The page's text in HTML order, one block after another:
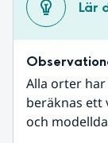
Lär
Alla orter
beräknas ett
och